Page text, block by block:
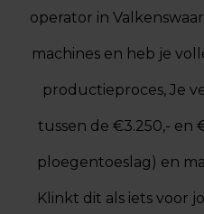
operator in
machines en heb je
productieproces, Je
tussen de €3.250,- en
ploegentoeslag) en
Klinkt dit als iets voor